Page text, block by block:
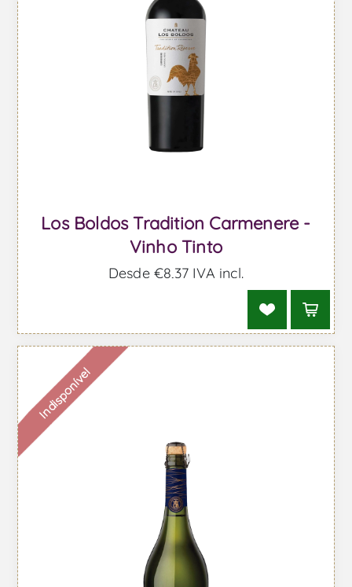
Los Boldos Tradition Carmenere -
Vinho Tinto
Desde €8,37 IVA incl.
Indisponível